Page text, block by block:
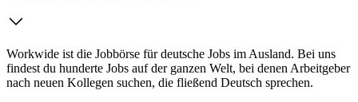
Workwide ist die Jobbörse für deutsche Jobs im Ausland. Bei uns
findest du hunderte Jobs auf der ganzen Welt, bei denen Arbeitgeber
nach neuen Kollegen suchen, die fließend Deutsch sprechen.